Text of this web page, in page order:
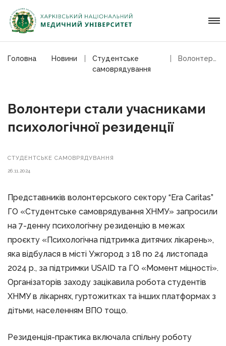
Головна Новини
Студентське
самоврядування
Волонтери стали учасниками
психологічної резиденції
СТУДЕНТСЬКЕ САМОВРЯДУВАННЯ
26.11.2024
Представників волонтерського сектору “Era Caritas”
ГО «Студентське самоврядування ХНМУ» запросили
на 7-денну психологічну резиденцію в межах
проєкту «Психологічна підтримка дитячих лікарень»,
яка відбулася в місті Ужгород з 18 по 24 листопада
2024 р., за підтримки USAID та ГО «Момент міцності».
Організаторів заходу зацікавила робота студентів
ХНМУ в лікарнях, гуртожитках та інших платформах з
дітьми, населенням ВПО тощо.
Резиденція-практика включала спільну роботу